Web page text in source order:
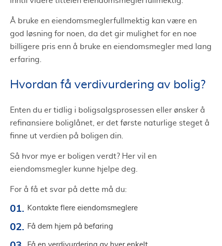
Å bruke en eiendomsmeglerfullmektig kan være en
god løsning for noen, da det gir mulighet for en noe
billigere pris enn å bruke en eiendomsmegler med lang
erfaring.
Hvordan få verdivurdering av bolig?
Enten du er tidlig i boligsalgsprosessen eller ønsker å
refinansiere boliglånet, er det første naturlige steget å
finne ut verdien på boligen din.
Så hvor mye er boligen verdt? Her vil en
eiendomsmegler kunne hjelpe deg.
For å få et svar på dette må du:
Kontakte flere eiendomsmeglere
Få dem hjem på befaring